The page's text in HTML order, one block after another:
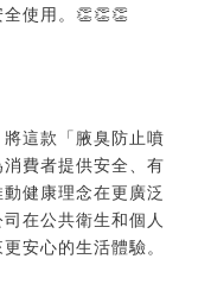
使用。👏👏👏
這款「腋臭防止噴
費者提供安全、有
健康理念在更廣泛
在公共衛生和個人
安心的生活體驗。